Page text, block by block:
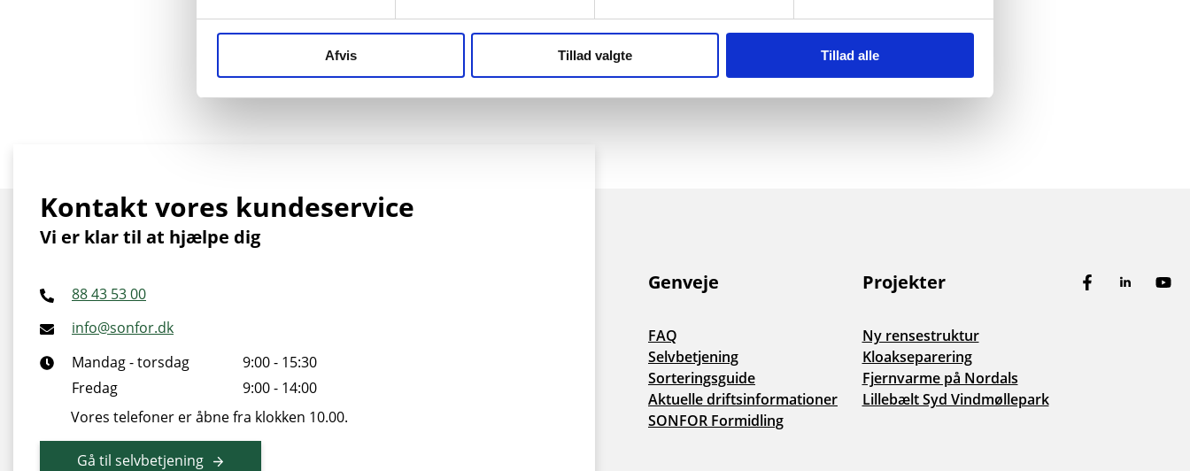
Afvis Tillad valgte Tillad alle
Kontakt vores kundeservice
Vi er klar til at hjælpe dig
88 43 53 00
info@sonfor.dk
Mandag - torsdag
9:00 - 15:30
Fredag
9:00 - 14:00
Vores telefoner er åbne fra klokken 10.00.
Gå til selvbetjening
Genveje
FAQ
Selvbetjening
Sorteringsguide
Aktuelle driftsinformationer
SONFOR Formidling
Projekter
Ny rensestruktur
Kloakseparering
Fjernvarme på Nordals
Lillebælt Syd Vindmøllepark
FacebookLinkedIn